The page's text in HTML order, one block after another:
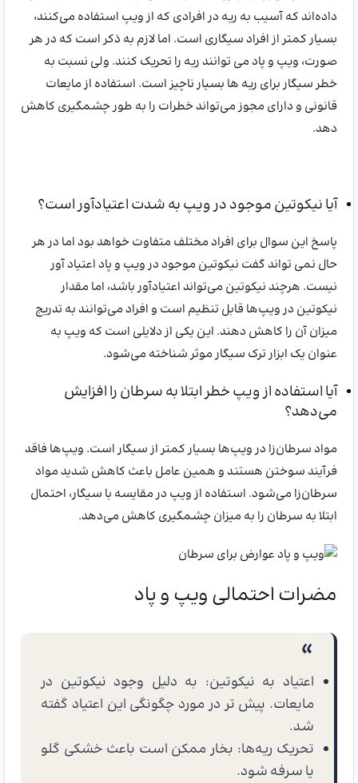
داده‌اند که آسیب به ریه در افرادی که از ویپ استفاده می‌کنند،
بسیار کمتر از افراد سیگاری است. اما لازم به ذکر است که در هر
صورت، ویپ و پاد می توانند ریه را تحریک کنند. ولی نسبت به
خطر سیگار برای ریه ها بسیار ناچیز است. استفاده از مایعات
قانونی و دارای مجوز می‌تواند خطرات را به طور چشمگیری کاهش
دهد.
آیا نیکوتین موجود در ویپ به شدت اعتیادآور است؟
پاسخ این سوال برای افراد مختلف متفاوت خواهد بود اما در هر
حال نمی تواند گفت نیکوتین موجود در ویپ و پاد اعتیاد آور
نیست. هرچند نیکوتین می‌تواند اعتیادآور باشد، اما مقدار
نیکوتین در ویپ‌ها قابل تنظیم است و افراد می‌توانند به تدریج
میزان آن را کاهش دهند. این یکی از دلایلی است که ویپ به
عنوان یک ابزار ترک سیگار موثر شناخته می‌شود.
آیا استفاده از ویپ خطر ابتلا به سرطان را افزایش
می‌دهد؟
مواد سرطان‌زا در ویپ‌ها بسیار کمتر از سیگار است. ویپ‌ها فاقد
فرآیند سوختن هستند و همین عامل باعث کاهش شدید مواد
سرطان‌زا می‌شود. استفاده از ویپ در مقایسه با سیگار، احتمال
ابتلا به سرطان را به میزان چشمگیری کاهش می‌دهد.
مضرات احتمالی ویپ و پاد
اعتیاد به نیکوتین: به دلیل وجود نیکوتین در
مایعات. پیش تر در مورد چگونگی این اعتیاد گفته
شد.
تحریک ریه‌ها: بخار ممکن است باعث خشکی گلو
یا سرفه شود.